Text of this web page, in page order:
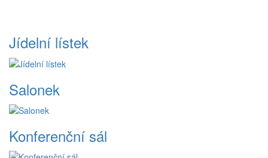
Jídelní lístek
Salonek
Konferenční sál